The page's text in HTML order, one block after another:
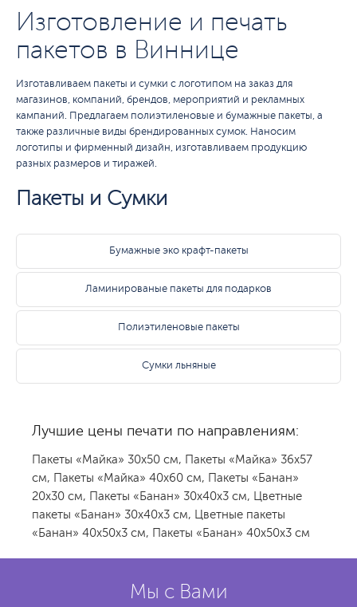
Изготовление и печать
пакетов в Виннице
Изготавливаем пакеты и сумки с логотипом на заказ для
магазинов, компаний, брендов, мероприятий и рекламных
кампаний. Предлагаем полиэтиленовые и бумажные пакеты, а
также различные виды брендированных сумок. Наносим
логотипы и фирменный дизайн, изготавливаем продукцию
разных размеров и тиражей.
Пакеты и Сумки
Бумажные эко крафт-пакеты
Ламинированые пакеты для подарков
Полиэтиленовые пакеты
Сумки льняные
Лучшие цены печати по направлениям:
Пакеты «Майка» 30х50 см, Пакеты «Майка» 36х57
см, Пакеты «Майка» 40х60 см, Пакеты «Банан»
20х30 см, Пакеты «Банан» 30х40х3 см, Цветные
пакеты «Банан» 30х40х3 см, Цветные пакеты
«Банан» 40х50х3 см, Пакеты «Банан» 40х50х3 см
Мы с Вами